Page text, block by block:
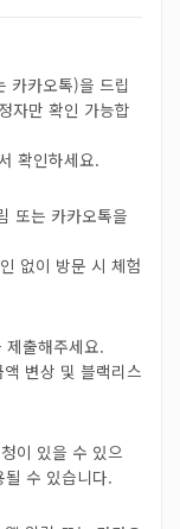
카카오톡)을 드립
자만 확인 가능합
확인하세요.
또는 카카오톡을
없이 방문 시 체험
출해주세요.
변상 및 블랙리스
이 있을 수 있으
수 있습니다.